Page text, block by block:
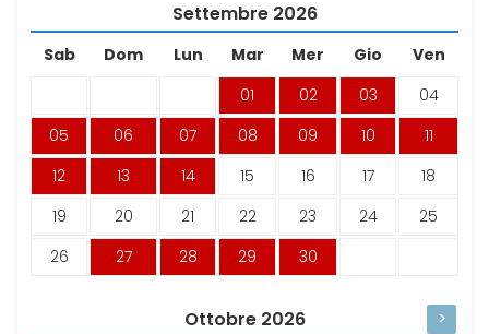
Settembre 2026
Sab Dom Lun Mar Mer Gio
Ven
01
02 03
04
05
06 07 08 09 10
11
12
13 14 15 16 17
18
19
20 21 22 23 24
25
26
27 28 29 30
Ottobre 2026 >